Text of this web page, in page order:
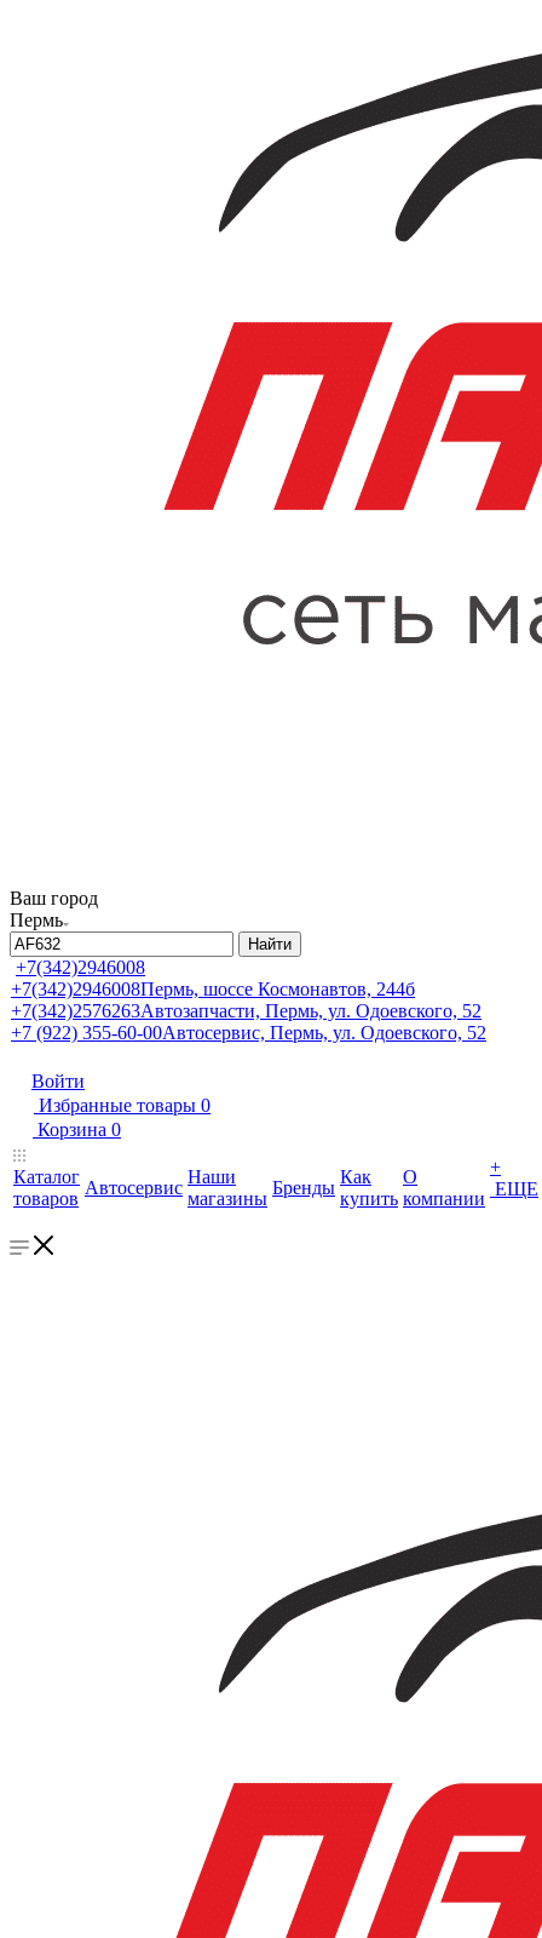
Ваш город
Пермь
Найти
+7(342)2946008
+7(342)2946008Пермь, шоссе Космонавтов, 244б
+7(342)2576263Автозапчасти, Пермь, ул. Одоевского, 52
+7 (922) 355-60-00Автосервис, Пермь, ул. Одоевского, 52
Войти
Избранные товары 0
Корзина 0
Каталог
товаров
Автосервис
Наши
магазины
Бренды
Как
купить
О
компании
+
ЕЩЕ